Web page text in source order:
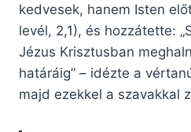
kedvesek, hanem Isten
levél, 2,1), és hozzátette:
Jézus Krisztusban
határáig” – idézte a
majd ezekkel a szavakkal